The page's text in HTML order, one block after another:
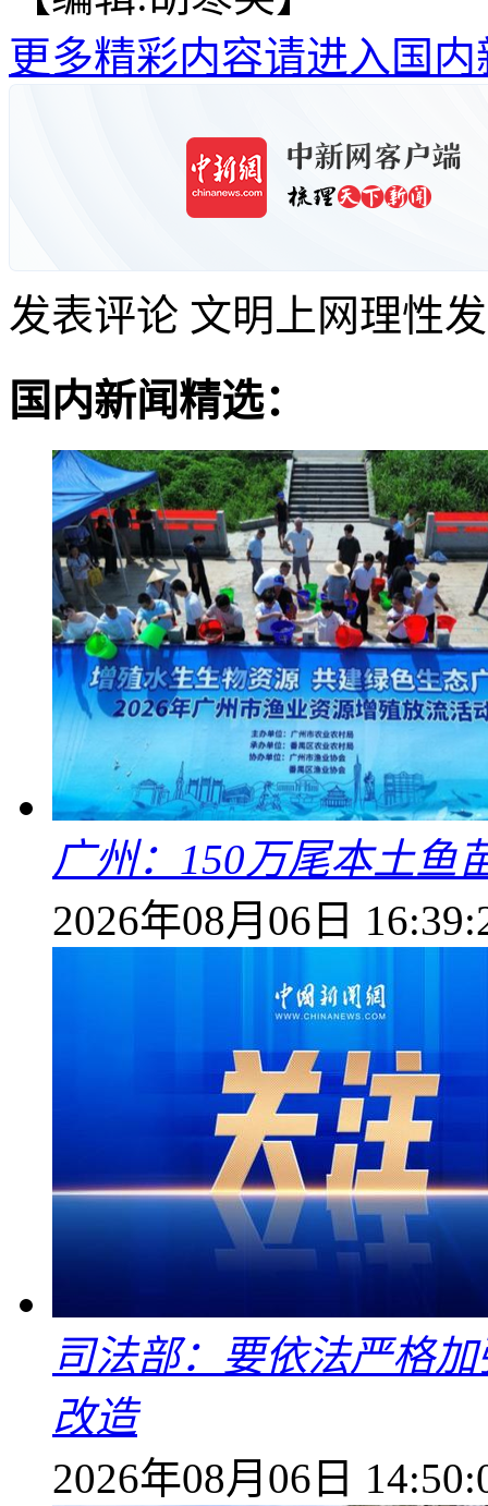
更多精彩内容请进入国内
发表评论 文明上网理性
国内新闻精选：
广州：150万尾本土鱼
2026年08月06日
司法部：要依法严格
改造
2026年08月06日